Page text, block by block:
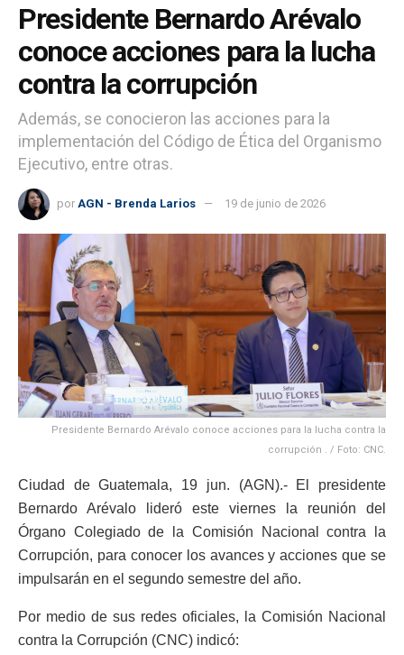
Presidente Bernardo Arévalo
conoce acciones para la lucha
contra la corrupción
Además, se conocieron las acciones para la
implementación del Código de Ética del Organismo
Ejecutivo, entre otras.
por AGN - Brenda Larios 19 de junio de 2026
Presidente Bernardo Arévalo conoce acciones para la lucha contra la
corrupción . / Foto: CNC.
Ciudad de Guatemala, 19 jun. (AGN).- El presidente
Bernardo Arévalo lideró este viernes la reunión del
Órgano Colegiado de la Comisión Nacional contra la
Corrupción, para conocer los avances y acciones que se
impulsarán en el segundo semestre del año.
Por medio de sus redes oficiales, la Comisión Nacional
contra la Corrupción (CNC) indicó: